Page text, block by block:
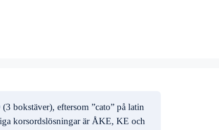
(3 bokstäver), eftersom ”cato” på latin
korsordslösningar är ÅKE, KE och